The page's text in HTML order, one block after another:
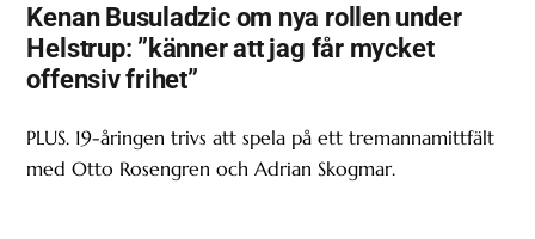
Kenan Busuladzic om nya rollen under
Helstrup: ”känner att jag får mycket
offensiv frihet”
PLUS. 19-åringen trivs att spela på ett tremannamittfält
med Otto Rosengren och Adrian Skogmar.